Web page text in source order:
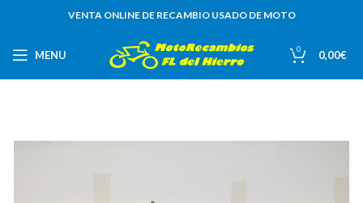
VENTA ONLINE DE RECAMBIO USADO DE MOTO
MENU 0 0,00€